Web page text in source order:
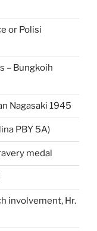
or Polisi
– Bungkoih
Nagasaki 1945
PBY 5A)
medal
involvement, Hr.